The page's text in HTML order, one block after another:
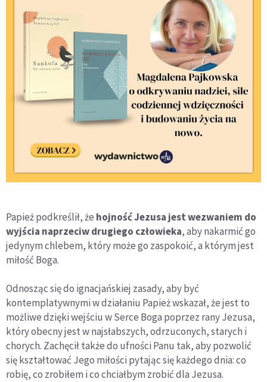
Papież podkreślił, że hojność Jezusa jest wezwaniem do
wyjścia naprzeciw drugiego człowieka, aby nakarmić go
jedynym chlebem, który może go zaspokoić, a którym jest
miłość Boga.
Odnosząc się do ignacjańskiej zasady, aby być
kontemplatywnymi w działaniu Papież wskazał, że jest to
możliwe dzięki wejściu w Serce Boga poprzez rany Jezusa,
który obecny jest w najsłabszych, odrzuconych, starych i
chorych. Zachęcił także do ufności Panu tak, aby pozwolić
się kształtować Jego miłości pytając się każdego dnia: co
robię, co zrobiłem i co chciałbym zrobić dla Jezusa.